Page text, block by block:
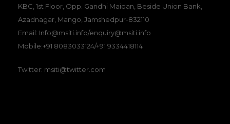
KBC, 1st Floor, Opp. Gandhi Maidan, Beside Union Bank,
Azadnagar, Mango, Jamshedpur-832110
Email: Info@msiti.info/enquiry@msiti.info
Mobile:+91 8083033124/+91 9334418114
Twitter: msiti@twitter.com